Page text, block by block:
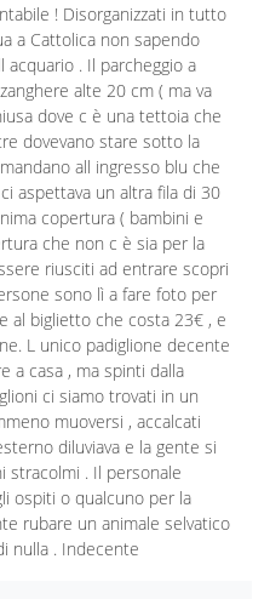
! Disorganizzati in tutto
a Cattolica non sapendo
acquario . Il parcheggio a
alte 20 cm ( ma va
dove c è una tettoia che
dovevano stare sotto la
all ingresso blu che
aspettava un altra fila di 30
copertura ( bambini e
che non c è sia per la
riusciti ad entrare scopri
sono lì a fare foto per
al biglietto che costa 23€ , e
L unico padiglione decente
a casa , ma spinti dalla
ci siamo trovati in un
muoversi , accalcati
diluviava e la gente si
stracolmi . Il personale
ospiti o qualcuno per la
rubare un animale selvatico
nulla . Indecente